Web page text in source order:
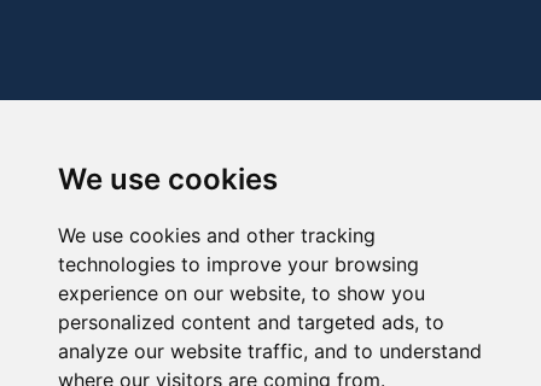
We use cookies
We use cookies and other tracking
technologies to improve your browsing
experience on our website, to show you
personalized content and targeted ads, to
analyze our website traffic, and to understand
where our visitors are coming from.